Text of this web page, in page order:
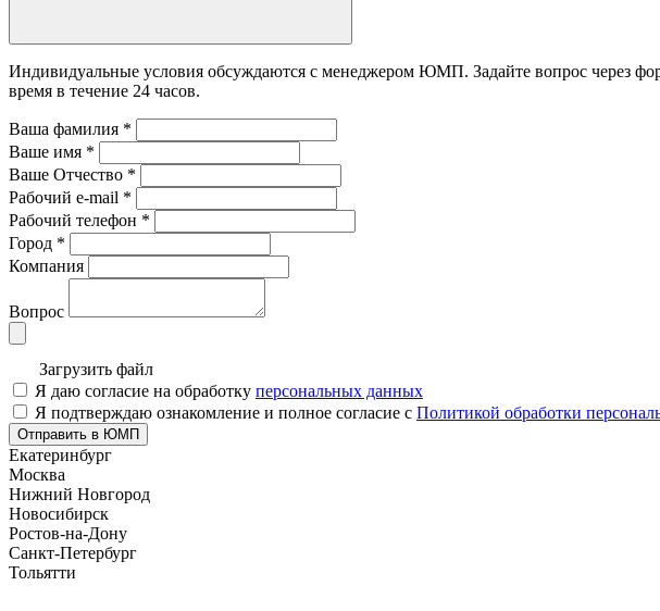
Индивидуальные условия обсуждаются с менеджером ЮМП. Задайте вопрос через
время в течение 24 часов.
Ваша фамилия *
Ваше имя *
Ваше Отчество *
Рабочий e-mail *
Рабочий телефон *
Город *
Компания
Вопрос
Загрузить файл
Я даю согласие на обработку персональных данных
Я подтверждаю ознакомление и полное согласие с Политикой обработки
Отправить в ЮМП
Екатеринбург
Москва
Нижний Новгород
Новосибирск
Ростов-на-Дону
Санкт-Петербург
Тольятти